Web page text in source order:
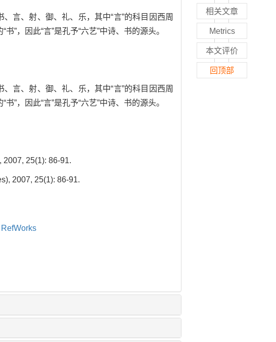
言、射、御、礼、乐，其中“言”的科目因西周
”，因此“言”是孔予“六艺”中诗、书的源头。
言、射、御、礼、乐，其中“言”的科目因西周
”，因此“言”是孔予“六艺”中诗、书的源头。
2007, 25(1): 86-91.
2007, 25(1): 86-91.
RefWorks
相关文章
Metrics
本文评价
回顶部